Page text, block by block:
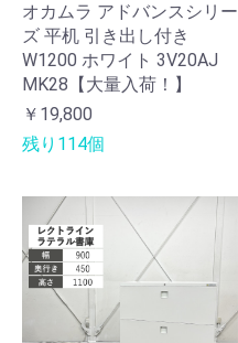
オカムラ アドバンスシリー
ズ 平机 引き出し付き
W1200 ホワイト 3V20AJ
MK28【大量入荷！】
￥19,800
残り114個